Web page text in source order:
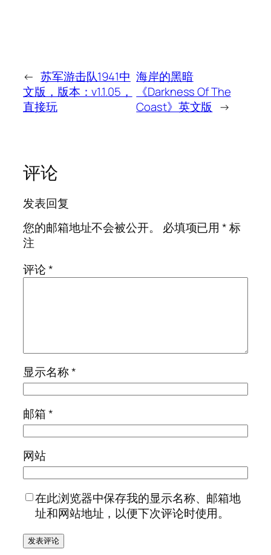
← 苏军游击队1941中
文版，版本：v1.1.05，
直接玩
海岸的黑暗
《Darkness Of The
Coast》英文版 →
评论
发表回复
您的邮箱地址不会被公开。
必填项已用*标
注
评论*
显示名称*
邮箱*
网站
在此浏览器中保存我的显示名称、邮箱地
址和网站地址，以便下次评论时使用。